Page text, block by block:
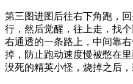
第三图进图后往右下角跑，
行，然后觉醒，往上走，找
右通透的一条路上，中间靠
掉，防止跑动速度慢被憋在
没死的精英小怪，烧掉之后